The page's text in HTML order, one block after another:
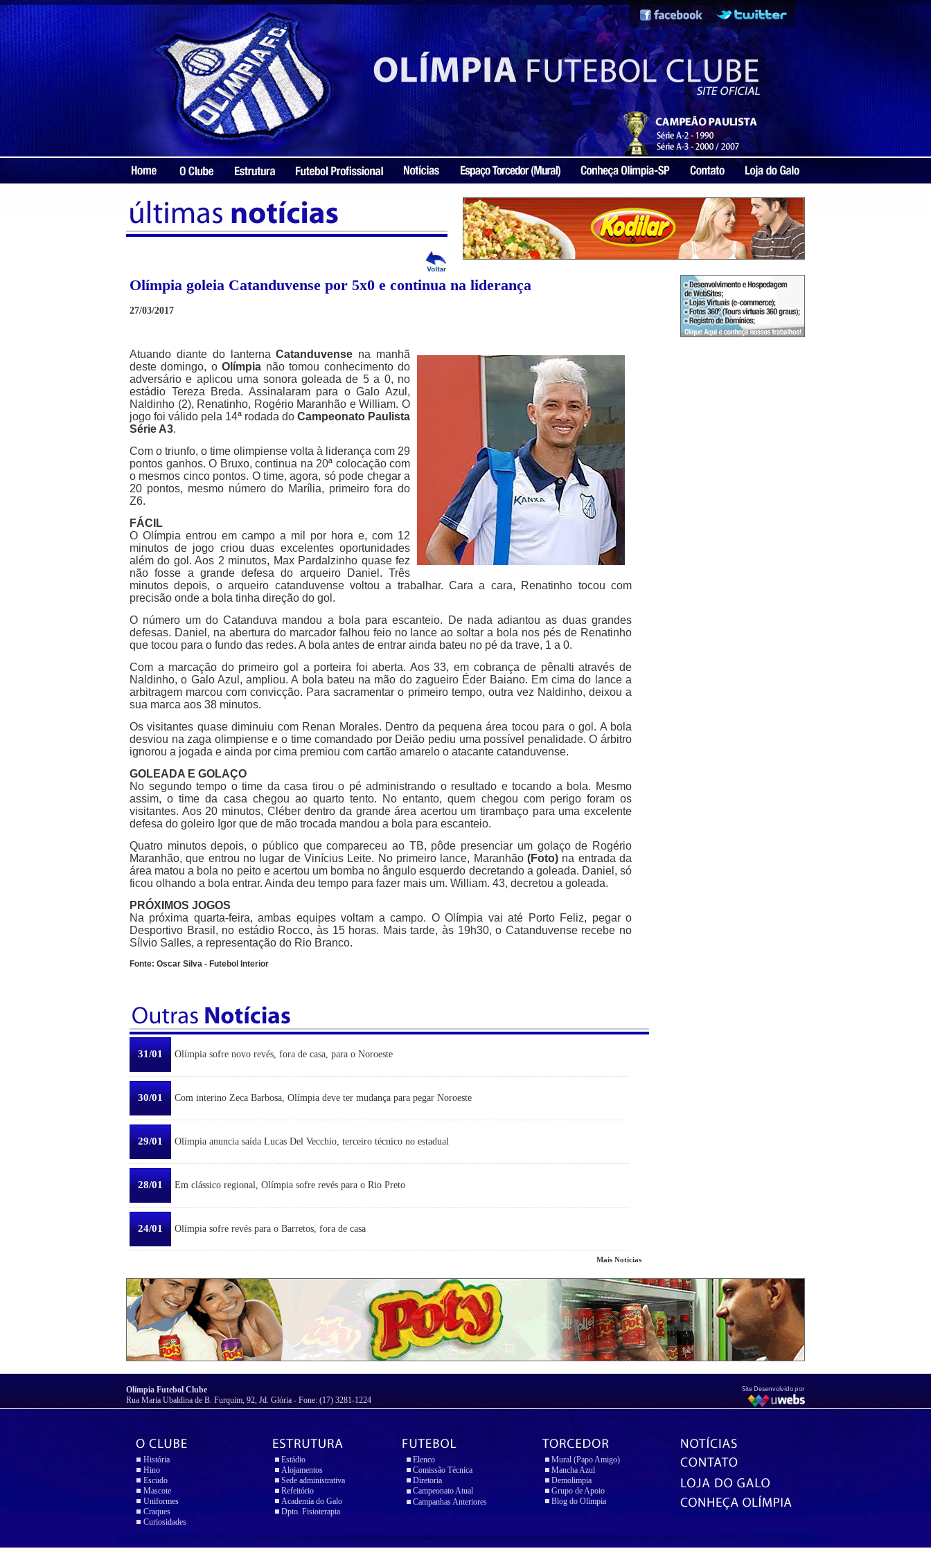
Olímpia goleia Catanduvense por 5x0 e continua na liderança
27/03/2017
Atuando diante do lanternaCatanduvense na manhã
deste domingo, oOlímpia não tomou conhecimento do
adversário e aplicou uma sonora goleada de 5 a 0, no
estádio Tereza Breda. Assinalaram para o Galo Azul,
Naldinho (2), Renatinho, Rogério Maranhão e William. O
jogo foi válido pela 14ª rodada do Campeonato Paulista
Série A3.
Com o triunfo, o time olimpiense volta à liderança com 29
pontos ganhos. O Bruxo, continua na 20ª colocação com
o mesmos cinco pontos. O time, agora, só pode chegar a
20 pontos, mesmo número do Marília, primeiro fora do
Z6.
FÁCIL
O Olímpia entrou em campo a mil por hora e, com 12
minutos de jogo criou duas excelentes oportunidades
além do gol. Aos 2 minutos, Max Pardalzinho quase fez
não fosse a grande defesa do arqueiro Daniel. Três
minutos depois, o arqueiro catanduvense voltou a trabalhar. Cara a cara, Renatinho tocou com
precisão onde a bola tinha direção do gol.
O número um do Catanduva mandou a bola para escanteio. De nada adiantou as duas grandes
defesas. Daniel, na abertura do marcador falhou feio no lance ao soltar a bola nos pés de Renatinho
que tocou para o fundo das redes. A bola antes de entrar ainda bateu no pé da trave, 1 a 0.
Com a marcação do primeiro gol a porteira foi aberta. Aos 33, em cobrança de pênalti através de
Naldinho, o Galo Azul, ampliou. A bola bateu na mão do zagueiro Éder Baiano. Em cima do lance a
arbitragem marcou com convicção. Para sacramentar o primeiro tempo, outra vez Naldinho, deixou a
sua marca aos 38 minutos.
Os visitantes quase diminuiu com Renan Morales. Dentro da pequena área tocou para o gol. A bola
desviou na zaga olimpiense e o time comandado por Deião pediu uma possível penalidade. O árbitro
ignorou a jogada e ainda por cima premiou com cartão amarelo o atacante catanduvense.
GOLEADA E GOLAÇO
No segundo tempo o time da casa tirou o pé administrando o resultado e tocando a bola. Mesmo
assim, o time da casa chegou ao quarto tento. No entanto, quem chegou com perigo foram os
visitantes. Aos 20 minutos, Cléber dentro da grande área acertou um tirambaço para uma excelente
defesa do goleiro Igor que de mão trocada mandou a bola para escanteio.
Quatro minutos depois, o público que compareceu ao TB, pôde presenciar um golaço de Rogério
Maranhão, que entrou no lugar de Vinícius Leite. No primeiro lance, Maranhão (Foto) na entrada da
área matou a bola no peito e acertou um bomba no ângulo esquerdo decretando a goleada. Daniel, só
ficou olhando a bola entrar. Ainda deu tempo para fazer mais um. William. 43, decretou a goleada.
PRÓXIMOS JOGOS
Na próxima quarta-feira, ambas equipes voltam a campo. O Olímpia vai até Porto Feliz, pegar o
Desportivo Brasil, no estádio Rocco, às 15 horas. Mais tarde, às 19h30, o Catanduvense recebe no
Sílvio Salles, a representação do Rio Branco.
Fonte: Oscar Silva - Futebol Interior
31/01 Olímpia sofre novo revés, fora de casa, para o Noroeste
30/01 Com interino Zeca Barbosa, Olímpia deve ter mudança para pegar Noroeste
29/01 Olímpia anuncia saída Lucas Del Vecchio, terceiro técnico no estadual
28/01 Em clássico regional, Olímpia sofre revés para o Rio Preto
24/01 Olímpia sofre revés para o Barretos, fora de casa
Mais Notícias
Olímpia Futebol Clube
Rua Maria Ubaldina de B. Furquim, 92, Jd. Glória - Fone: (17) 3281-1224
Site Desenvolvido por
História
Hino
Escudo
Mascote
Uniformes
Craques
Curiosidades
Estádio
Alojamentos
Sede administrativa
Refeitório
Academia do Galo
Dpto. Fisioterapia
Elenco
Comissão Técnica
Diretoria
Campeonato Atual
Campanhas Anteriores
Mural (Papo Amigo)
Mancha Azul
Demolimpia
Grupo de Apoio
Blog do Olímpia